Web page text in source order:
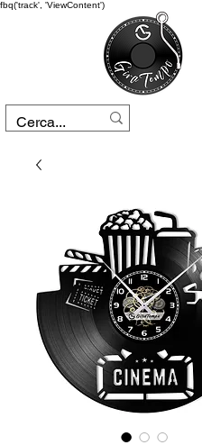
fbq('track', 'ViewContent')